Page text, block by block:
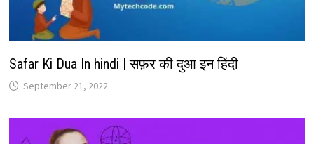
Safar Ki Dua In hindi | सफ़र की दुआ इन हिंदी
September 21, 2022